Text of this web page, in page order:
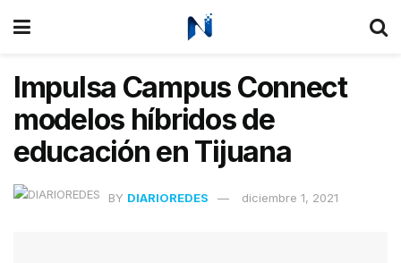
Impulsa Campus Connect
modelos híbridos de
educación en Tijuana
BY DIARIOREDES diciembre 1, 2021